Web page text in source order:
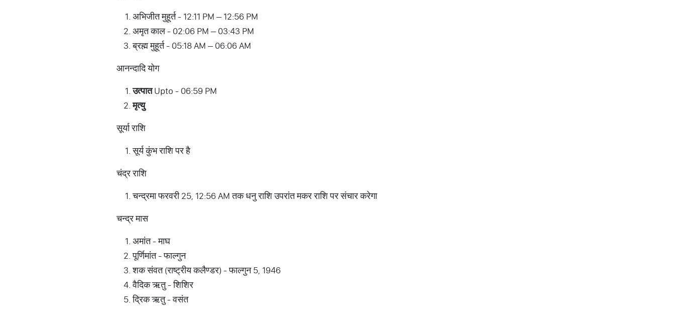
अभिजीत मुहूर्त - 12:11 PM – 12:56 PM
अमृत काल - 02:06 PM – 03:43 PM
ब्रह्म मुहूर्त - 05:18 AM – 06:06 AM
आनन्दादि योग
उत्पातUpto - 06:59 PM
मृत्यु
सूर्या राशि
सूर्य कुंभ राशि पर है
चंद्र राशि
चन्द्रमा फरवरी 25, 12:56 AM तक धनु राशि उपरांत मकर राशि पर संचार करेगा
चन्द्र मास
अमांत - माघ
पूर्णिमांत - फाल्गुन
शक संवत (राष्ट्रीय कलैण्डर) - फाल्गुन 5, 1946
वैदिक ऋतु - शिशिर
द्रिक ऋतु - वसंत